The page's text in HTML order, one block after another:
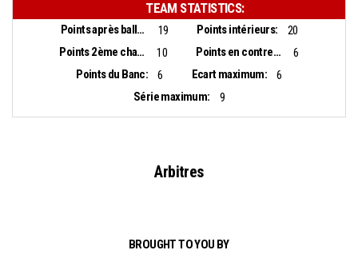
TEAM STATISTICS:
Points après balles perdues: 19 Points intérieurs:
20
Points 2ème chance:
10 Points en contre-attaque:
6
Points du Banc:
6 Ecart maximum:
6
Série maximum:
9
Arbitres
BROUGHT TO YOU BY